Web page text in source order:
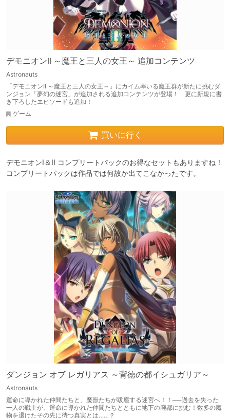
デモニオンII ～魔王と三人の女王～ 追加コンテンツ
Astronauts
「デモニオンII ～魔王と三人の女王～」にカイム率いる魔王群が新たに挑むダ
ンジョン「夢幻の迷宮」が追加される追加コンテンツが登場！ 更に新規に書
き下ろしたエピソードも追加！
ゲーム
買いに行く
デモニオンI＆II コンプリートパックのお得なセットもありますね！
コンプリートパックは作品では何故か出てこなかったです。
ダンジョン オブ レガリアス ～背徳の都イシュガリア～
Astronauts
運命に導かれた仲間たちと、魔獣たちが跋扈する迷宮へ！！──過去を失った
一人の戦士が、運命に導かれた仲間たちとともに地下の廃都に挑む！数多の魔
物を退けたその先に待つ真実とは……？